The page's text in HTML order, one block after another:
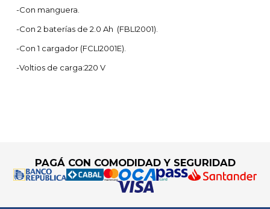
-Con manguera.
-Con 2 baterías de 2.0 Ah (FBLI2001).
-Con 1 cargador (FCLI2001E).
-Voltios de carga:220 V
PAGÁ CON COMODIDAD Y SEGURIDAD